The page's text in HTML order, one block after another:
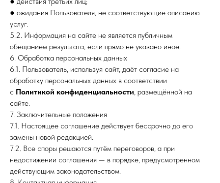
● ожидания Пользователя, не соответствующие описанию
услуг.
5.2. Информация на сайте не является публичным
обещанием результата, если прямо не указано иное.
6. Обработка персональных данных
6.1. Пользователь, используя сайт, даёт согласие на
обработку персональных данных в соответствии
с Политикой конфиденциальности, размещённой на
сайте.
7. Заключительные положения
7.1. Настоящее соглашение действует бессрочно до его
замены новой редакцией.
7.2. Все споры решаются путём переговоров, а при
недостижении соглашения — в порядке, предусмотренном
действующим законодательством.